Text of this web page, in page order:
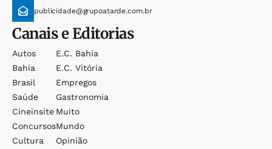
publicidade@grupoatarde.com.br
Canais e Editorias
Autos
Bahia
Brasil
Saúde
Cineinsite
Concursos
Cultura
E.c. Bahia
E.c. Vitória
Empregos
Gastronomia
Muito
Mundo
Opinião